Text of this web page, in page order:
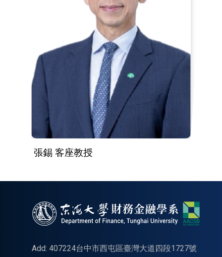
張錫 客座教授
Add: 407224台中市西屯區臺灣大道四段1727號